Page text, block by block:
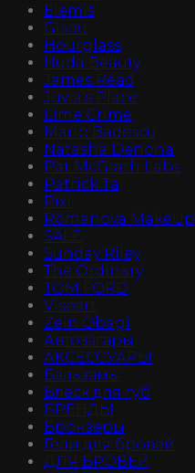
Elemis
Gisou
Hourglass
Huda Beauty
James Read
Juvia's Place
Lime Crime
Mario Badescu
Natasha Denona
Pat McGrath Labs
Patrick Ta
Pixi
Romanova MakeUp
SALE
Sunday Riley
The Ordinary
TOM FORD
Viseart
Zein Obagi
Автозагары
АКСЕССУАРЫ
Бальзамы
Блеск для губ
БРЕНДЫ
Бронзеры
Гели для бровей
ДЛЯ БРОВЕЙ